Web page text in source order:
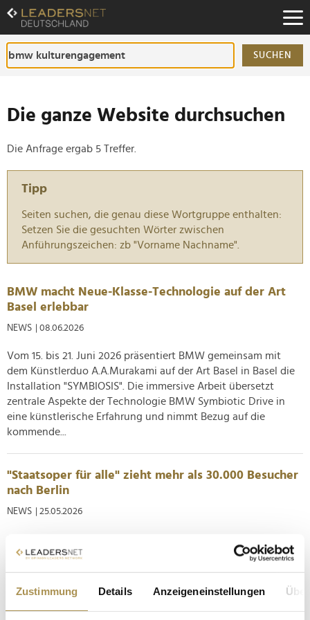
Zustimmung Details Anzeigeneinstellungen
Zum
Inhalt
Zur
Fußzeilen-
Navigation
SUCHEN
Die ganze Website durchsuchen
Die Anfrage ergab 5 Treffer.
Tipp
Seiten suchen, die genau diese Wortgruppe enthalten:
Setzen Sie die gesuchten Wörter zwischen
Anführungszeichen: zb "Vorname Nachname".
BMW macht Neue-Klasse-Technologie auf der Art
Basel erlebbar
NEWS | 08.06.2026
Vom 15. bis 21. Juni 2026 präsentiert BMW gemeinsam mit
dem Künstlerduo A.A.Murakami auf der Art Basel in Basel die
Installation "SYMBIOSIS". Die immersive Arbeit übersetzt
zentrale Aspekte der Technologie BMW Symbiotic Drive in
eine künstlerische Erfahrung und nimmt Bezug auf die
kommende...
"Staatsoper für alle" zieht mehr als 30.000 Besucher
nach Berlin
NEWS | 25.05.2026
20. Ausgabe von "Staatsoper für alle" auf dem Berliner
Staatsoper Unter den Linden fand erneut in Kooperation mit
BMW statt. Auf dem Programm standen die Live-Übertragung
von Giuseppe Verdis Oper...